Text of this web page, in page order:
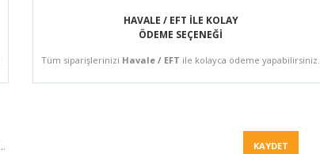
HAVALE / EFT İLE KOLAY
ÖDEME SEÇENEĞİ
Tüm siparişlerinizi Havale / EFT ile kolayca ödeme yapabilirsiniz.
KAYDET